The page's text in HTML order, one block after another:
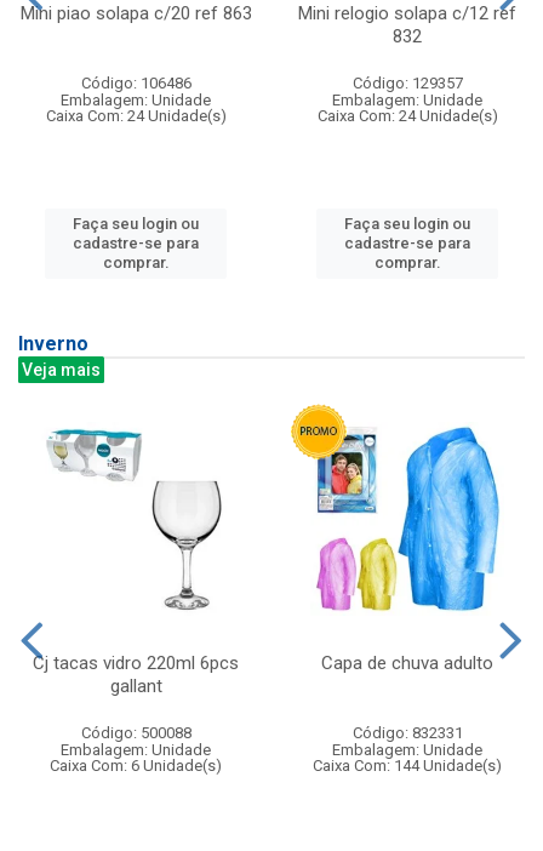
Mini piao solapa c/20 ref 863
Código: 106486
Embalagem: Unidade
Caixa Com: 24 Unidade(s)
Faça seu login ou
cadastre-se para
comprar.
Mini relogio solapa c/12 ref
832
Código: 129357
Embalagem: Unidade
Caixa Com: 24 Unidade(s)
Faça seu login ou
cadastre-se para
comprar.
Inverno
Veja mais
Cj tacas vidro 220ml 6pcs
gallant
Código: 500088
Embalagem: Unidade
Caixa Com: 6 Unidade(s)
Capa de chuva adulto
Código: 832331
Embalagem: Unidade
Caixa Com: 144 Unidade(s)